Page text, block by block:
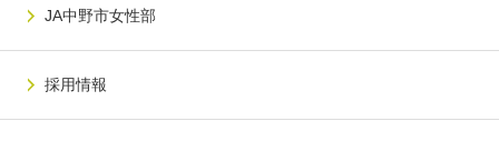
JA中野市女性部
採用情報